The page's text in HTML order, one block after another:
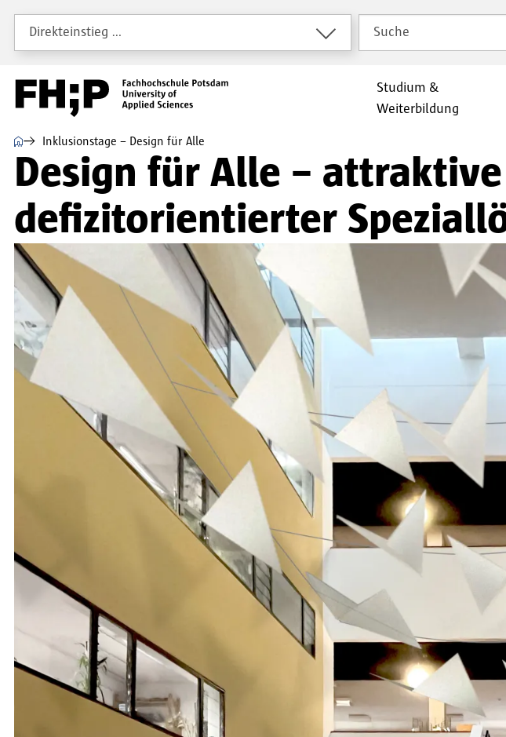
Direkt zum Inhalt
Direkt zur Hauptnavigation
Direkt zum Fußbereich
Direkteinstieg …
Suche
Studium &
Weiterbildung
⌂ Inklusionstage – Design für Alle
Design für Alle –
defizitorientierter